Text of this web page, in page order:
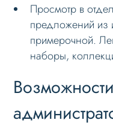
Просмотр в
предложений
примерочной.
наборы,